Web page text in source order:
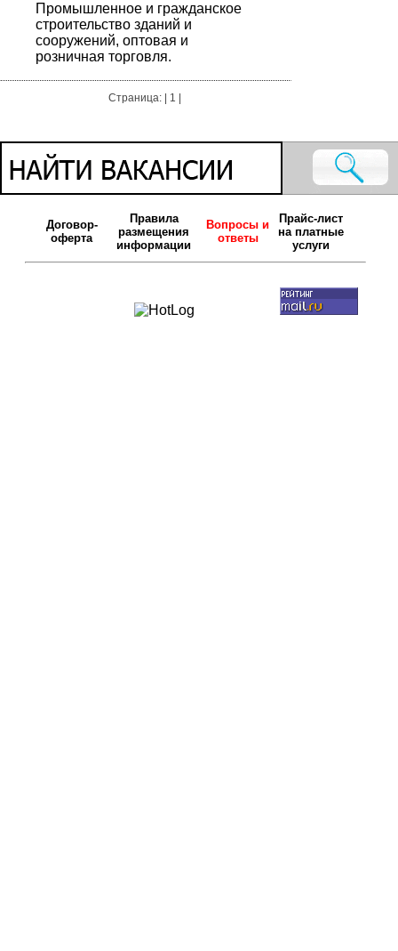
Промышленное и гражданское
строительство зданий и
сооружений, оптовая и
розничная торговля.
Страница: | 1 |
Договор-
оферта
Правила
размещения
информации
Вопросы и
ответы
Прайс-лист
на платные
услуги